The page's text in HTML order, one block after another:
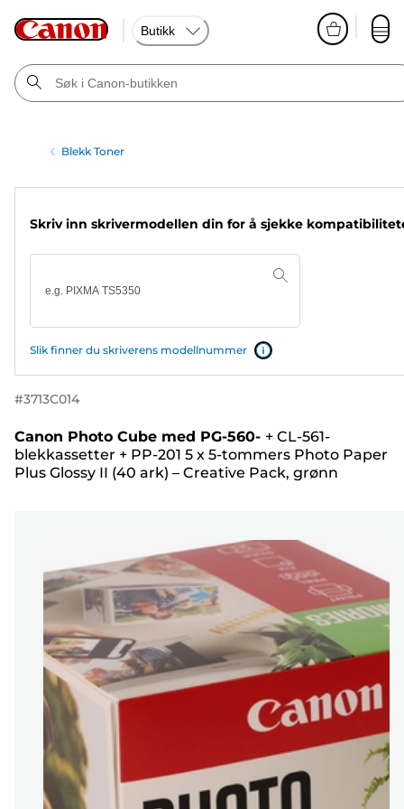
Butikk
Blekk Toner
Skriv inn skrivermodellen din for å sjekke
Slik finner du skriverens modellnummer
#3713C014
Canon Photo Cube med PG-560- + CL-561-
blekkassetter + PP-201 5 x 5-tommers Photo Paper
Plus Glossy II (40 ark) – Creative Pack, grønn